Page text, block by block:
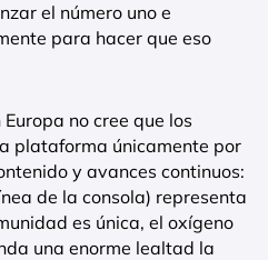
el número uno e
para hacer que eso
no cree que los
plataforma únicamente por
y avances continuos:
de la consola) representa
es única, el oxígeno
una enorme lealtad la